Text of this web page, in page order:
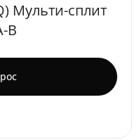
Мульти-сплит
B